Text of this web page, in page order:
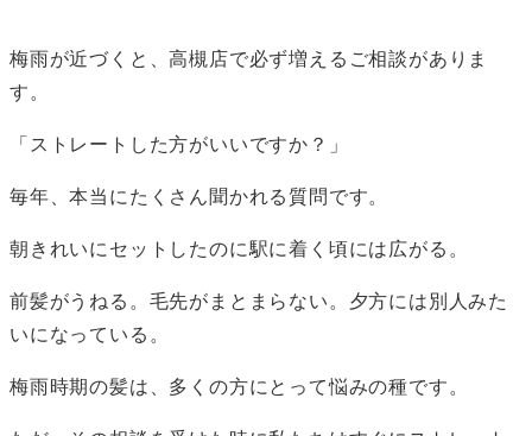
梅雨が近づくと、高槻店で必ず増えるご相談がありま
す。
「ストレートした方がいいですか？」
毎年、本当にたくさん聞かれる質問です。
朝きれいにセットしたのに駅に着く頃には広がる。
前髪がうねる。毛先がまとまらない。夕方には別人みた
いになっている。
梅雨時期の髪は、多くの方にとって悩みの種です。